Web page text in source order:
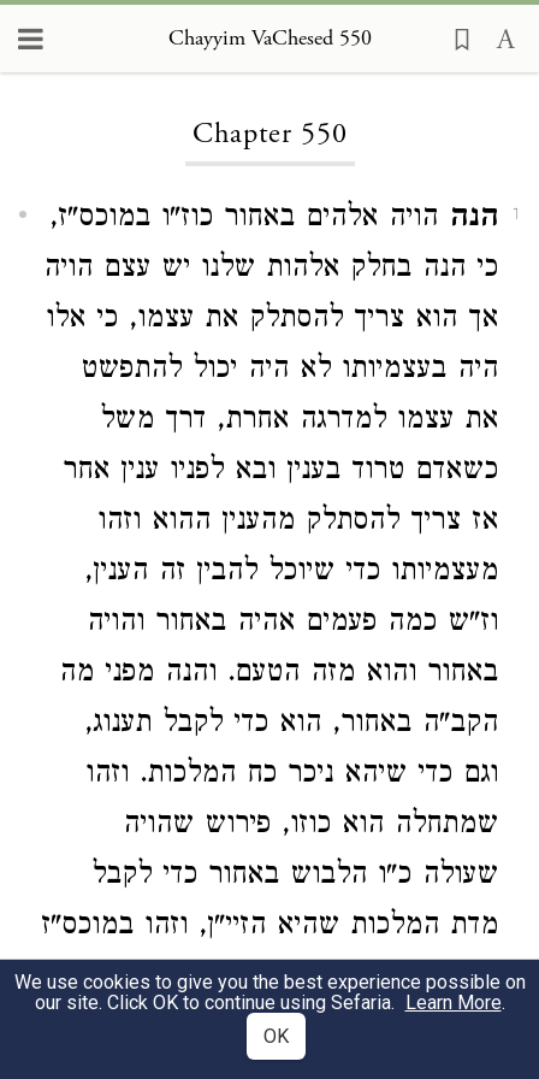
Chayyim VaChesed 550
Chapter 550
1 הנה הויה אלהים באחור כוז"ו במוכס"ז,
כי הנה בחלק אלהות שלנו יש עצם הויה
אך הוא צריך להסתלק את עצמו, כי אלו
היה בעצמיותו לא היה יכול להתפשט
את עצמו למדרגה אחרת, דרך משל
כשאדם טרוד בענין ובא לפניו ענין אחר
אז צריך להסתלק מהענין ההוא וזהו
מעצמיותו כדי שיוכל להבין זה הענין,
וז"ש כמה פעמים אהיה באחור והויה
באחור והוא מזה הטעם. והנה מפני מה
הקב"ה באחור, הוא כדי לקבל תענוג,
וגם כדי שיהא ניכר כח המלכות. וזהו
שמתחלה הוא כוזו, פירוש שהויה
שעולה כ"ו הלבוש באחור כדי לקבל
מדת המלכות שהיא הזיי"ן, וזהו במוכס"ז
פירוש שבאותיות הלז מכסה הז' שהיא
מדת המלכות. וזהו (יומא פו:
We use cookies to give you the best experience possible on
our site. Click OK to continue using Sefaria. Learn More.
OK